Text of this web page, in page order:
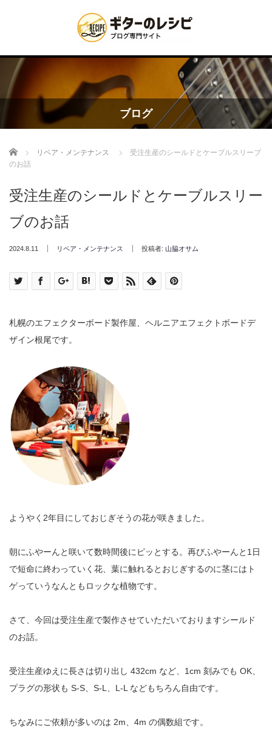
ブログ
Home リペア・メンテナンス
受注生産のシールドとケーブルスリーブ
のお話
受注生産のシールドとケーブルスリー
ブのお話
2024.8.11 リペア・メンテナンス 投稿者: 山脇オサム
札幌のエフェクターボード製作屋、ヘルニアエフェクトボードデ
ザイン根尾です。
ようやく2年目にしておじぎそうの花が咲きました。
朝にふやーんと咲いて数時間後にピッとする。再びふやーんと1日
で短命に終わっていく花、葉に触れるとおじぎするのに茎にはト
ゲっていうなんともロックな植物です。
さて、今回は受注生産で製作させていただいておりますシールド
のお話。
受注生産ゆえに長さは切り出し 432cm など、1cm 刻みでも OK、
プラグの形状も S-S、S-L、L-L などもちろん自由です。
ちなみにご依頼が多いのは 2m、4m の偶数組です。